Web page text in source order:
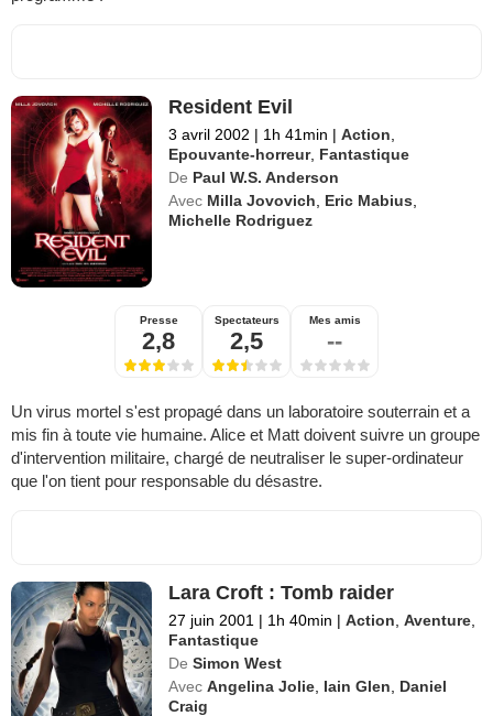
Resident Evil
3 avril 2002 | 1h 41min | Action
Epouvante-horreur, Fantastique
De Paul W.S. Anderson
Avec Milla Jovovich Eric Mabius
Michelle Rodriguez
Presse
2,8
Spectateurs
2,5
Mes amis
--
Un virus mortel s'est propagé dans un laboratoire souterrain et a
mis fin à toute vie humaine. Alice et Matt doivent suivre un groupe
d'intervention militaire, chargé de neutraliser le super-ordinateur
que l'on tient pour responsable du désastre.
Lara Croft : Tomb raider
27 juin 2001 | 1h 40min | Action ,Aventure
Fantastique
De Simon West
Avec Angelina Jolie Iain Glen
Daniel
Craig